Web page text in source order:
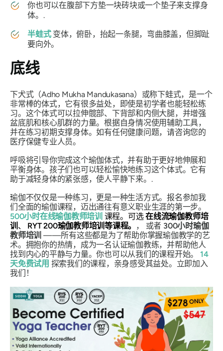
你也可以在腹部下方垫一块砖块或一个垫子来支撑身
体。.
半蛙式变体，俯卧，抬起一条腿，弯曲膝盖，但脚趾
要向外。
底线
下犬式（Adho Mukha Mandukasana）或称下蛙式，是一个
非常棒的体式，它有很多益处，即使是初学者也能轻松练
习。这个体式可以拉伸髋部、下背部和内侧大腿，并增强
盆底肌和核心肌群的力量。根据自身情况使用辅助工具，
并在练习初期支撑身体。如有任何健康问题，请咨询您的
医疗保健专业人员。
呼吸将引导你完成这个瑜伽体式，并有助于更好地伸展和
平衡身体。孩子们也可以轻松愉快地练习这个体式。它有
助于减轻身体的紧张感，使人平静下来。.
瑜伽不仅仅是一种练习，更是一种生活方式。报名参加我
们全面的瑜伽课程，迈出通往有意义职业生涯的第一步。
500小时在线瑜伽教师培训 课程。可选在线流瑜伽教师培
训 、 RYT 200瑜伽教师培训等课程。 ， 或者 300小时瑜伽
教师培训 ——所有这些都是为了帮助你掌握瑜伽教学的艺
术。拥抱你的热情，成为一名认证瑜伽教练，并帮助他人
找到内心的平静与力量。你也可以从我们的课程开始。14
天免费试用 探索我们的课程，亲身感受其益处。立即加入
我们！